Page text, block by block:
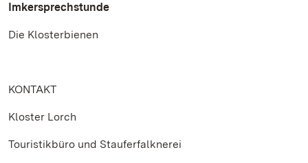
Imkersprechstunde
Die Klosterbienen
KONTAKT
Kloster Lorch
Touristikbüro und Stauferfalknerei